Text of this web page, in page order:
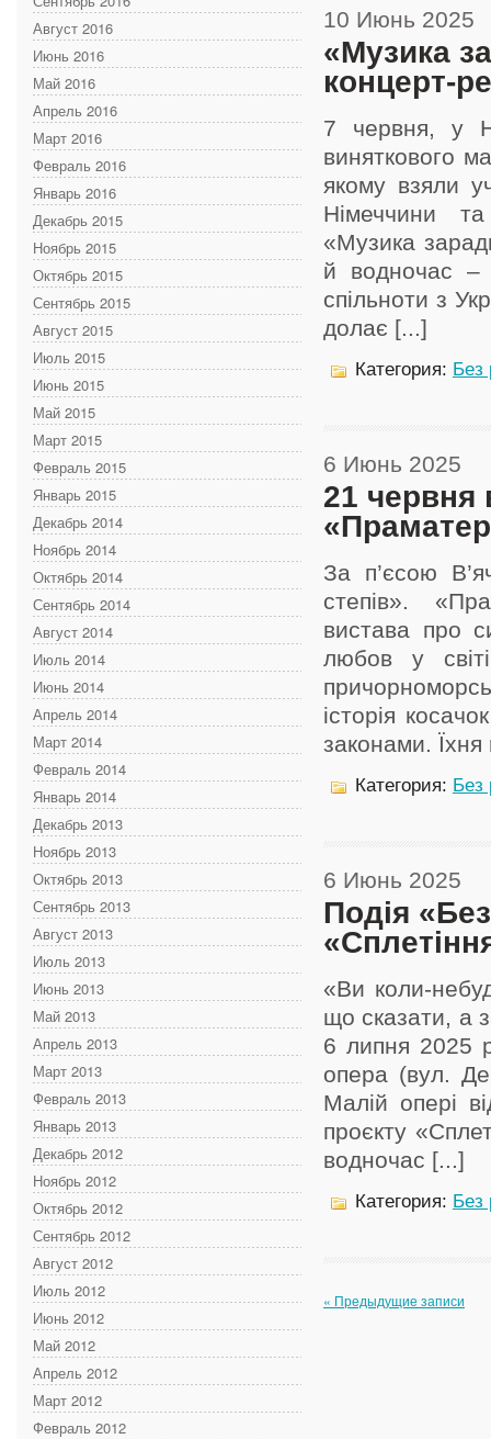
Август 2016
Июнь 2016
Май 2016
Апрель 2016
Март 2016
Февраль 2016
Январь 2016
Декабрь 2015
Ноябрь 2015
Октябрь 2015
Сентябрь 2015
Август 2015
Июль 2015
Июнь 2015
Май 2015
Март 2015
Февраль 2015
Январь 2015
Декабрь 2014
Ноябрь 2014
Октябрь 2014
Сентябрь 2014
Август 2014
Июль 2014
Июнь 2014
Апрель 2014
Март 2014
Февраль 2014
Январь 2014
Декабрь 2013
Ноябрь 2013
Октябрь 2013
Сентябрь 2013
Август 2013
Июль 2013
Июнь 2013
Май 2013
Апрель 2013
Март 2013
Февраль 2013
Январь 2013
Декабрь 2012
Ноябрь 2012
Октябрь 2012
Сентябрь 2012
Август 2012
Июль 2012
Июнь 2012
Май 2012
Апрель 2012
Март 2012
Февраль 2012
10 Июнь 2025
«Музика
концерт-
7 червня, у
виняткового
якому взяли
Німеччини
«Музика
й водночас –
спільноти з
долає [...]
Категория: Без
6 Июнь 2025
21 червня
За п’єсою
степів».
вистава про
любов у
історія
законами.
Категория: Без
6 Июнь 2025
Подія
«Ви коли-
що сказати, а
6 липня 2025
опера (вул.
Малій опері
проєкту
водночас [...]
Категория: Без
« Предыдущие записи